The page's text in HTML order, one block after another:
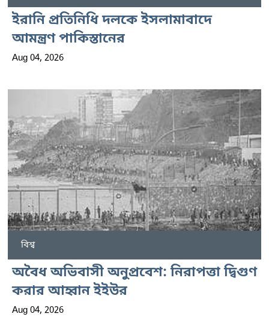
ইরানি প্রতিনিধি দলকে ইসলামাবাদে
আমন্ত্রণ পাকিস্তানের
Aug 04, 2026
বিশ্ব
অবৈধ অভিবাসী অনুপ্রবেশ: নিরাপত্তা দ্বিগুণ
করার আহ্বান ইইউর
Aug 04, 2026